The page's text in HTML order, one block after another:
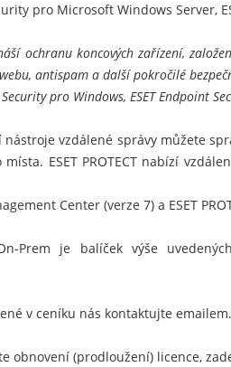
pro Microsoft Windows Server,
ochranu koncových zařízení,
antispam a další pokročilé
Security pro Windows, ESET Endpoint
nástroje vzdálené správy můžete
místa. ESET PROTECT nabízí
Center (verze 7) a ESET
On-Prem je balíček výše
v ceníku nás kontaktujte emailem.
obnovení (prodloužení) licence,